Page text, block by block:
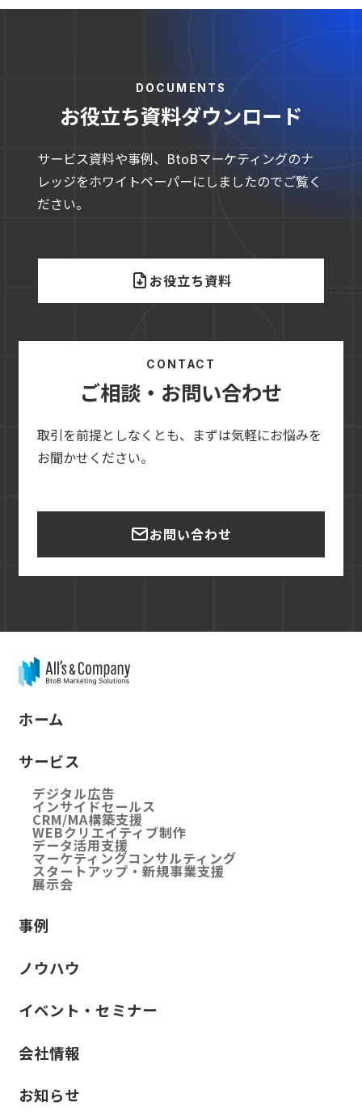
DOCUMENTS
お役立ち資料ダウンロード
サービス資料や事例、BtoBマーケティングのナ
レッジをホワイトペーパーにしましたのでご覧く
ださい。
お役立ち資料
CONTACT
ご相談・お問い合わせ
取引を前提としなくとも、まずは気軽にお悩みを
お聞かせください。
お問い合わせ
ホーム
サービス
デジタル広告
インサイドセールス
CRM/MA構築支援
WEBクリエイティブ制作
データ活用支援
マーケティングコンサルティング
スタートアップ・新規事業支援
展示会
事例
ノウハウ
イベント・セミナー
会社情報
お知らせ